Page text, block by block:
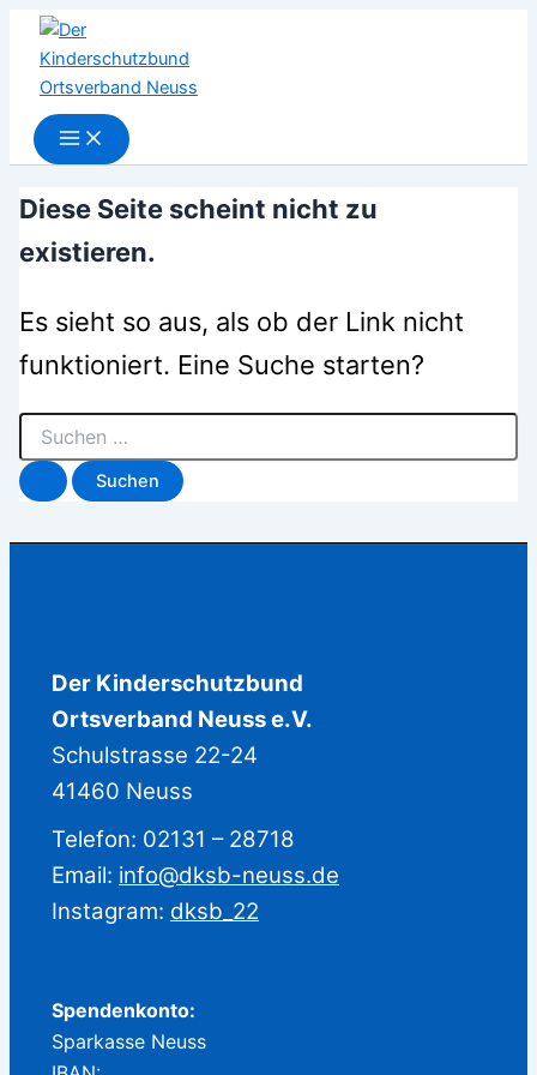
Zum
Inhalt
springen
Diese Seite scheint nicht zu
existieren.
Es sieht so aus, als ob der Link nicht
funktioniert. Eine Suche starten?
nach:
Der Kinderschutzbund
Ortsverband Neuss e.V.
Schulstrasse 22-24
41460 Neuss
Telefon: 02131 – 28718
Email: info@dksb-neuss.de
Instagram: dksb_22
Spendenkonto:
Sparkasse Neuss